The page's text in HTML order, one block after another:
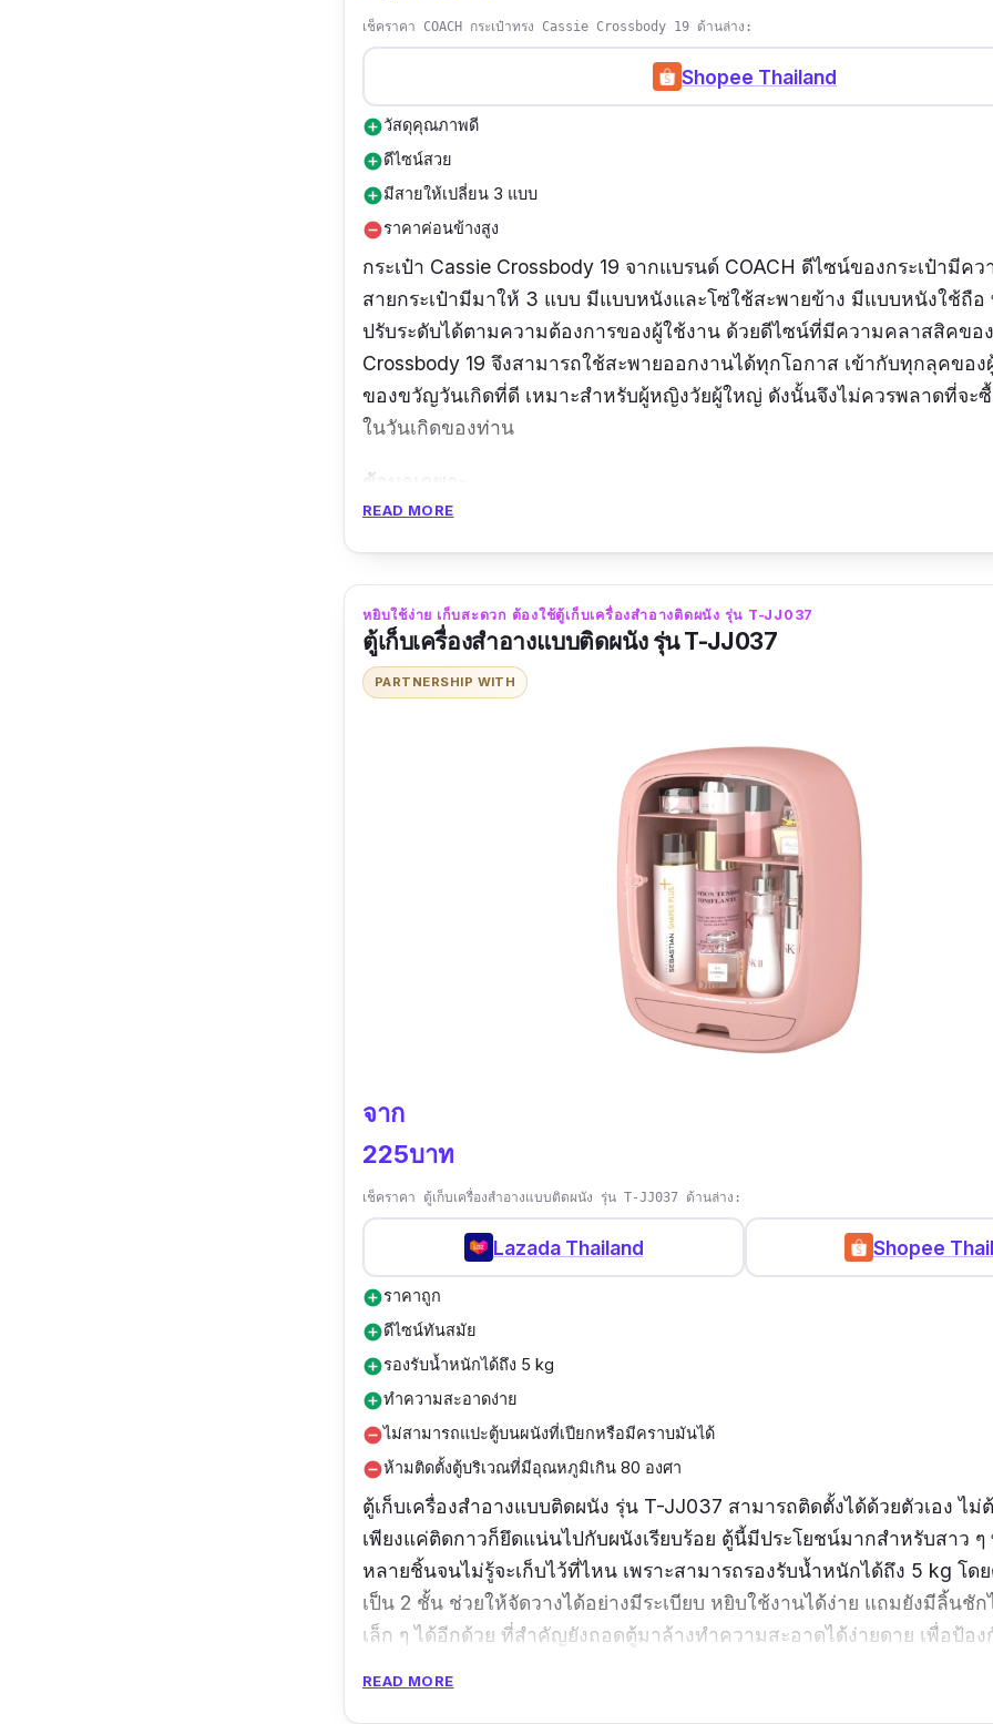
เช็คราคา COACH กระเป๋าทรง Cassie Crossbody 19 ด้านล่าง:
Shopee Thailand
add_circleวัสดุคุณภาพดี
add_circleดีไซน์สวย
add_circleมีสายให้เปลี่ยน 3 แบบ
remove_circleราคาค่อนข้างสูง
กระเป๋า Cassie Crossbody 19 จากแบรนด์ COACH ดีไซน์ของกระเป๋ามีค
สายกระเป๋ามีมาให้ 3 แบบ มีแบบหนังและโซ่ใช้สะพายข้าง มีแบบหนังใช้ถือ
ปรับระดับได้ตามความต้องการของผู้ใช้งาน ด้วยดีไซน์ที่มีความคลาสสิคของ
Crossbody 19 จึงสามารถใช้สะพายออกงานได้ทุกโอกาส เข้ากับทุกลุคของ
ของขวัญวันเกิดที่ดี เหมาะสำหรับผู้หญิงวัยผู้ใหญ่ ดังนั้นจึงไม่ควรพลาดที่จะ
ในวันเกิดของท่าน
ข้อมูลเฉพาะ
รีวิวจากผู้ใช้จริง: กระเป๋าสวยมากเลยค่ะ คุ้มมาก ๆ
READ MORE
หยิบใช้ง่าย เก็บสะดวก ต้องใช้ตู้เก็บเครื่องสำอางติดผนัง รุ่น T-JJ037
ตู้เก็บเครื่องสำอางแบบติดผนัง รุ่น T-JJ037
PARTNERSHIP WITH
จาก
225บาท
เช็คราคา ตู้เก็บเครื่องสำอางแบบติดผนัง รุ่น T-JJ037 ด้านล่าง:
Lazada Thailand Shopee
add_circleราคาถูก
add_circleดีไซน์ทันสมัย
add_circleรองรับน้ำหนักได้ถึง 5 kg
add_circleทำความสะอาดง่าย
remove_circleไม่สามารถแปะตู้บนผนังที่เปียกหรือมีคราบมันได้
remove_circleห้ามติดตั้งตู้บริเวณที่มีอุณหภูมิเกิน 80 องศา
ตู้เก็บเครื่องสำอางแบบติดผนัง รุ่น T-JJ037 สามารถติดตั้งได้ด้วยตัวเอง ไม่
เพียงแค่ติดกาวก็ยึดแน่นไปกับผนังเรียบร้อย ตู้นี้มีประโยชน์มากสำหรับสาว ๆ
หลายชิ้นจนไม่รู้จะเก็บไว้ที่ไหน เพราะสามารถรองรับน้ำหนักได้ถึง 5 kg โด
เป็น 2 ชั้น ช่วยให้จัดวางได้อย่างมีระเบียบ หยิบใช้งานได้ง่าย แถมยังมีลิ้นชั
เล็ก ๆ ได้อีกด้วย ที่สำคัญยังถอดตู้มาล้างทำความสะอาดได้ง่ายดาย เพื่อป้อง
READ MORE